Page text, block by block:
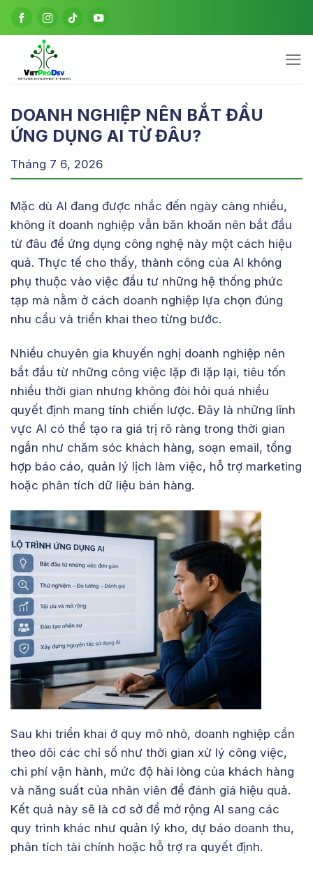
DOANH NGHIỆP NÊN BẮT ĐẦU
ỨNG DỤNG AI TỪ ĐÂU?
Tháng 7 6, 2026
Mặc dù AI đang được nhắc đến ngày càng nhiều,
không ít doanh nghiệp vẫn băn khoăn nên bắt đầu
từ đâu để ứng dụng công nghệ này một cách hiệu
quả. Thực tế cho thấy, thành công của AI không
phụ thuộc vào việc đầu tư những hệ thống phức
tạp mà nằm ở cách doanh nghiệp lựa chọn đúng
nhu cầu và triển khai theo từng bước.
Nhiều chuyên gia khuyến nghị doanh nghiệp nên
bắt đầu từ những công việc lặp đi lặp lại, tiêu tốn
nhiều thời gian nhưng không đòi hỏi quá nhiều
quyết định mang tính chiến lược. Đây là những lĩnh
vực AI có thể tạo ra giá trị rõ ràng trong thời gian
ngắn như chăm sóc khách hàng, soạn email, tổng
hợp báo cáo, quản lý lịch làm việc, hỗ trợ marketing
hoặc phân tích dữ liệu bán hàng.
Sau khi triển khai ở quy mô nhỏ, doanh nghiệp cần
theo dõi các chỉ số như thời gian xử lý công việc,
chi phí vận hành, mức độ hài lòng của khách hàng
và năng suất của nhân viên để đánh giá hiệu quả.
Kết quả này sẽ là cơ sở để mở rộng AI sang các
quy trình khác như quản lý kho, dự báo doanh thu,
phân tích tài chính hoặc hỗ trợ ra quyết định.